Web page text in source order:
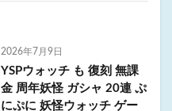
2026年7月9日
YSPウォッチ も 復刻 無課
金 周年妖怪 ガシャ 20連 ぷ
にぷに 妖怪ウォッチ ゲー